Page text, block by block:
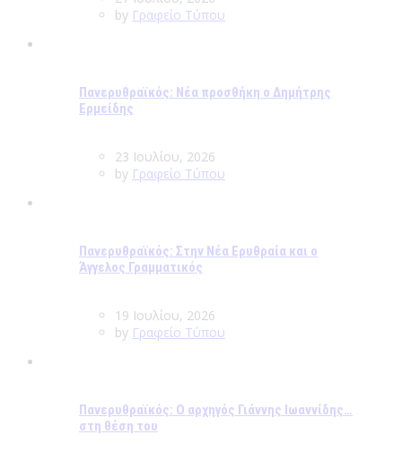
by Γραφείο Τύπου
Πανερυθραϊκός: Νέα προσθήκη ο Δημήτρης
Ερμείδης
23 Ιουλίου, 2026
by Γραφείο Τύπου
Πανερυθραϊκός: Στην Νέα Ερυθραία και ο
Άγγελος Γραμματικός
19 Ιουλίου, 2026
by Γραφείο Τύπου
Πανερυθραϊκός: Ο αρχηγός Γιάννης Ιωαννίδης…
στη θέση του